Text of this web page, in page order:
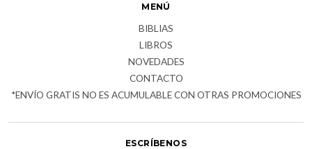
MENÚ
BIBLIAS
LIBROS
NOVEDADES
CONTACTO
*ENVÍO GRATIS NO ES ACUMULABLE CON OTRAS PROMOCIONES
ESCRÍBENOS